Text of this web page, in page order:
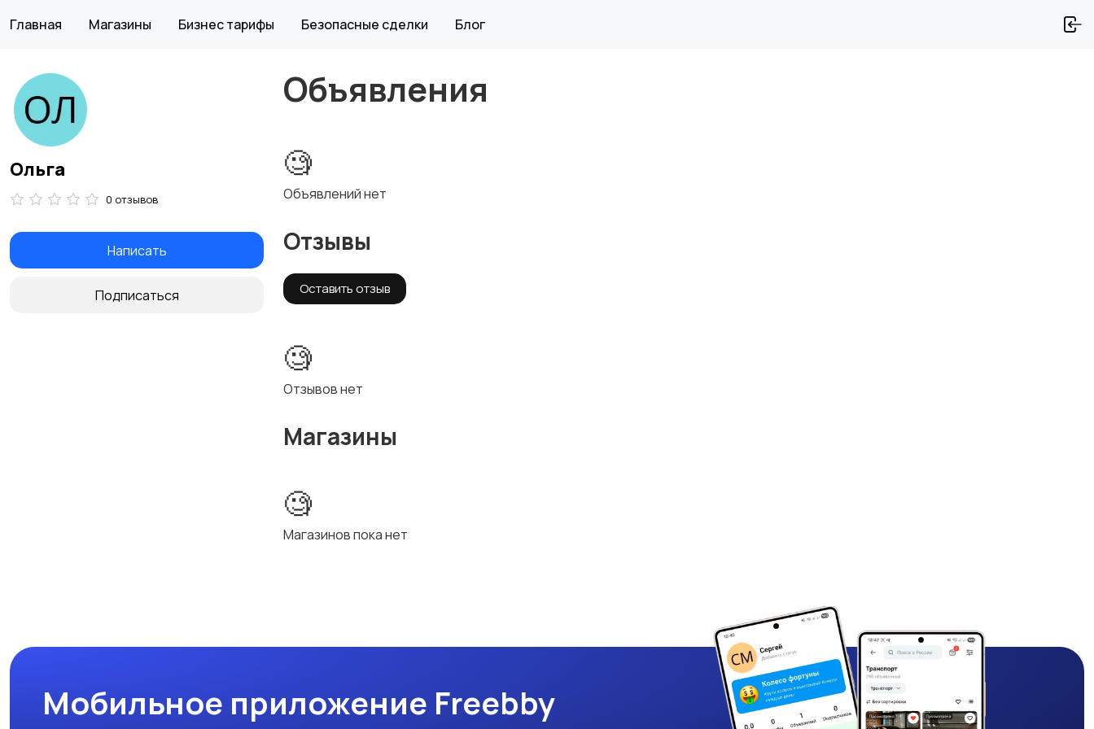
Главная Магазины Бизнес тарифы Безопасные сделки Блог
Ольга
0 отзывов
Написать
Подписаться
Объявления
🧐
Объявлений нет
Отзывы
Оставить отзыв
🧐
Отзывов нет
Магазины
🧐
Магазинов пока нет
Мобильное приложение Freebby